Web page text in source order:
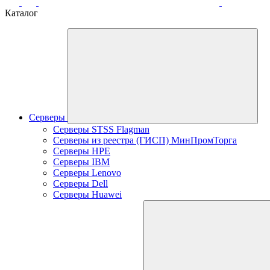
Каталог
Серверы
Серверы STSS Flagman
Серверы из реестра (ГИСП) МинПромТорга
Серверы HPE
Серверы IBM
Серверы Lenovo
Серверы Dell
Серверы Huawei